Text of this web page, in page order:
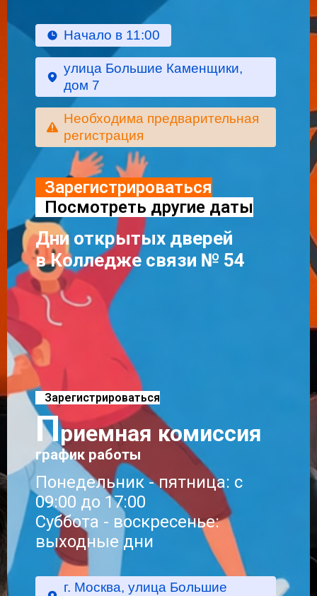
Начало в 11:00
улица Большие Каменщики,
дом 7
Необходима предварительная
регистрация
Зарегистрироваться
Посмотреть другие даты
Дни открытых дверей
в Колледже связи № 54
Зарегистрироваться
Приемная комиссия
график работы
Понедельник - пятница: с
09:00 до 17:00
Суббота - воскресенье:
выходные дни
г. Москва, улица Большие